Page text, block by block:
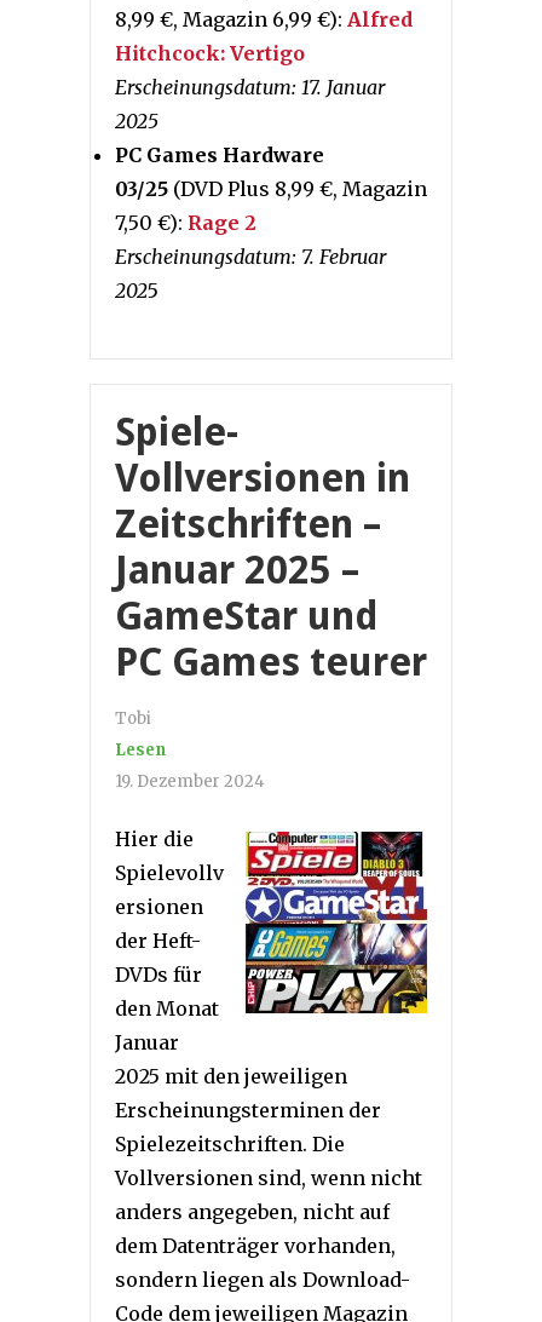
8,99 €, Magazin 6,99 €): Alfred
Hitchcock: Vertigo
Erscheinungsdatum: 17. Januar
2025
PC Games Hardware
03/25 (DVD Plus 8,99 €, Magazin
7,50 €): Rage 2
Erscheinungsdatum: 7. Februar
2025
Spiele-
Vollversionen in
Zeitschriften –
Januar 2025 –
GameStar und
PC Games teurer
Tobi
Lesen
19. Dezember 2024
Hier die
Spielevollv
ersionen
der Heft-
DVDs für
den Monat
Januar
2025 mit den jeweiligen
Erscheinungsterminen der
Spielezeitschriften. Die
Vollversionen sind, wenn nicht
anders angegeben, nicht auf
dem Datenträger vorhanden,
sondern liegen als Download-
Code dem jeweiligen Magazin